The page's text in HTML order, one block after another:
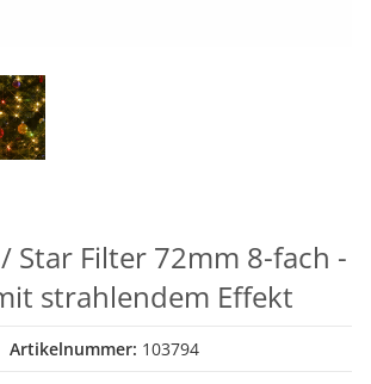
Star Filter 72mm 8-fach -
strahlendem Effekt
Artikelnummer: 103794